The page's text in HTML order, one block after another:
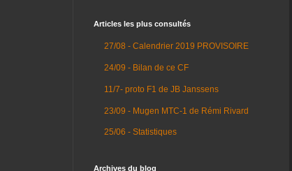
Articles les plus consultés
27/08 - Calendrier 2019 PROVISOIRE
24/09 - Bilan de ce CF
11/7- proto F1 de JB Janssens
23/09 - Mugen MTC-1 de Rémi Rivard
25/06 - Statistiques
Archives du blog